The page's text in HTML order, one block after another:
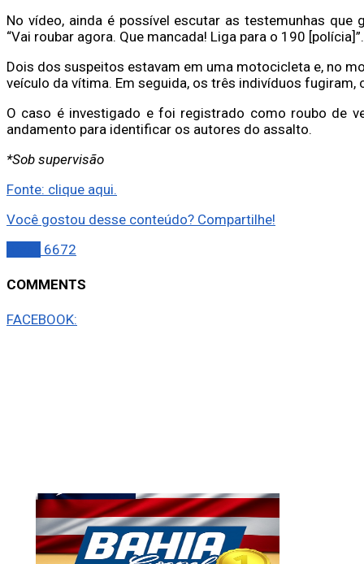
No vídeo, ainda é possível escutar as testemunhas
“Vai roubar agora. Que mancada! Liga para o 190 [polícia]”.
Dois dos suspeitos estavam em uma motocicleta e, no
veículo da vítima. Em seguida, os três indivíduos fugiram,
O caso é investigado e foi registrado como roubo de
andamento para identificar os autores do assalto.
*Sob supervisão
Fonte: clique aqui.
Você gostou desse conteúdo? Compartilhe!
6672
COMMENTS
FACEBOOK: